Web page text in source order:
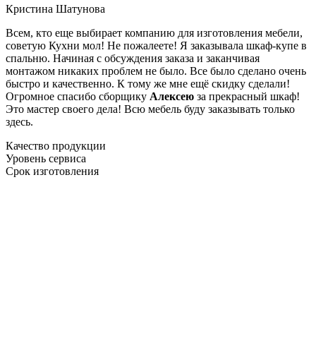
Кристина Шатунова
Всем, кто еще выбирает компанию для изготовления мебели,
советую Кухни мол! Не пожалеете! Я заказывала шкаф-купе в
спальню. Начиная с обсуждения заказа и заканчивая
монтажом никаких проблем не было. Все было сделано очень
быстро и качественно. К тому же мне ещё скидку сделали!
Огромное спасибо сборщику Алексею за прекрасный шкаф!
Это мастер своего дела! Всю мебель буду заказывать только
здесь.
Качество продукции
Уровень сервиса
Срок изготовления